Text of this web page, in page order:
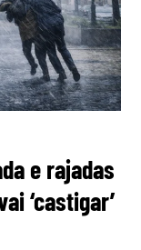
e rajadas
‘castigar’